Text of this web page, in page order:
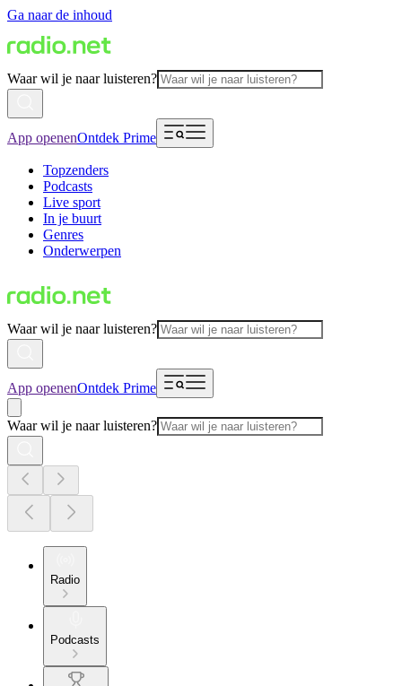
Ga naar de inhoud
Waar wil je naar luisteren?
App openenOntdek Prime
Topzenders
Podcasts
Live sport
In je buurt
Genres
Onderwerpen
Waar wil je naar luisteren?
App openenOntdek Prime
Waar wil je naar luisteren?
Radio
Podcasts